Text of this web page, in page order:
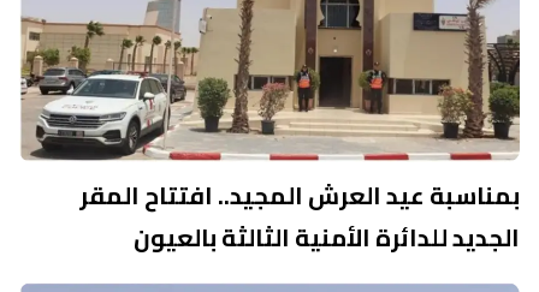
بمناسبة عيد العرش المجيد.. افتتاح المقر
الجديد للدائرة الأمنية الثالثة بالعيون